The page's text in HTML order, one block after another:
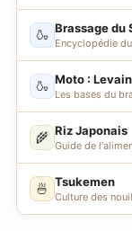
🍶 Brassage du
Encyclopédie
🍶 Moto :
Les bases du
🌾 Riz Japonais
Guide de
🍜 Tsukemen
Culture des